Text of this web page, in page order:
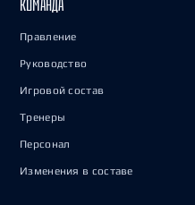
КОМАНДА
Правление
Руководство
Игровой состав
Тренеры
Персонал
Изменения в составе